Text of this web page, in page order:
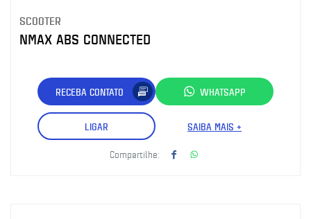
SCOOTER
NMAX ABS CONNECTED
RECEBA CONTATO WHATSAPP
LIGAR SAIBA MAIS +
Compartilhe: